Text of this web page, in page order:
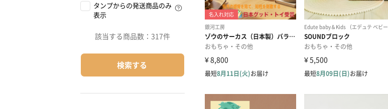
タンプからの発送商品のみ
表示
該当する商品数： 317件
検索する